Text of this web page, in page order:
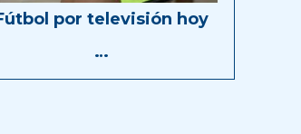
por televisión hoy
…